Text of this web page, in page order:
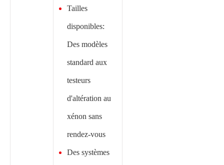
Tailles
disponibles:
Des modèles
standard aux
testeurs
d'altération au
xénon sans
rendez-vous
Des systèmes